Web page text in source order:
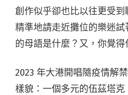
創作似乎卻也比以往更受
精準地請走近攤位的樂迷
的母語是什麼？又，你覺得
2023 年大港開唱隨疫情解
樣貌：一個多元的伍茲塔